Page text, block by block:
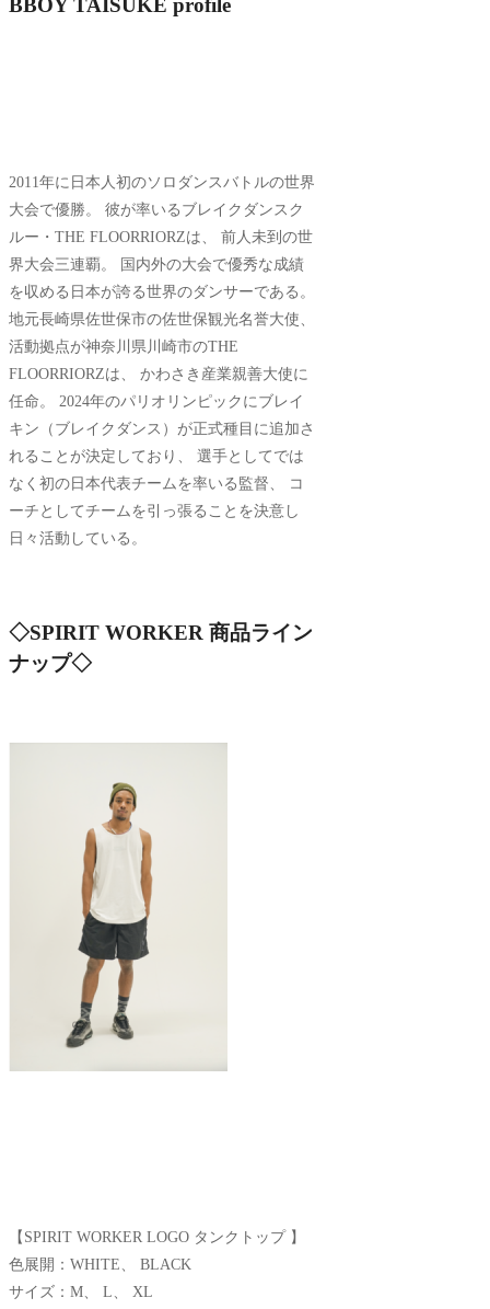
BBOY TAISUKE profile
2011年に日本人初のソロダンスバトルの世界
大会で優勝。 彼が率いるブレイクダンスク
ルー・THE FLOORRIORZは、 前人未到の世
界大会三連覇。 国内外の大会で優秀な成績
を収める日本が誇る世界のダンサーである。
地元長崎県佐世保市の佐世保観光名誉大使、
活動拠点が神奈川県川崎市のTHE
FLOORRIORZは、 かわさき産業親善大使に
任命。 2024年のパリオリンピックにブレイ
キン（ブレイクダンス）が正式種目に追加さ
れることが決定しており、 選手としてでは
なく初の日本代表チームを率いる監督、 コ
ーチとしてチームを引っ張ることを決意し
日々活動している。
◇SPIRIT WORKER 商品ライン
ナップ◇
【SPIRIT WORKER LOGO タンクトップ 】
色展開：WHITE、 BLACK
サイズ：M、 L、 XL